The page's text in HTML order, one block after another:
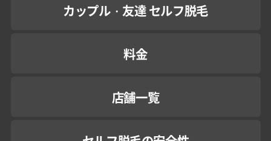
カップル・友達 セルフ脱毛
料金
店舗一覧